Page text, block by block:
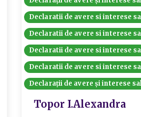
Declaratii de avere si interese
Declaratii de avere si interese
Declaratii de avere si interese
Declaratii de avere si interese
Declarații de avere și interese
Topor I.Alexandra